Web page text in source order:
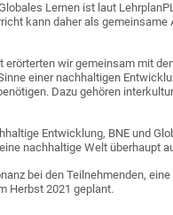
Lernen ist laut
kann daher als
wir gemeinsam mit
einer nachhaltigen
Dazu gehören
Entwicklung, BNE und
nachhaltige Welt überhaupt
bei den Teilnehmenden,
Herbst 2021 geplant.